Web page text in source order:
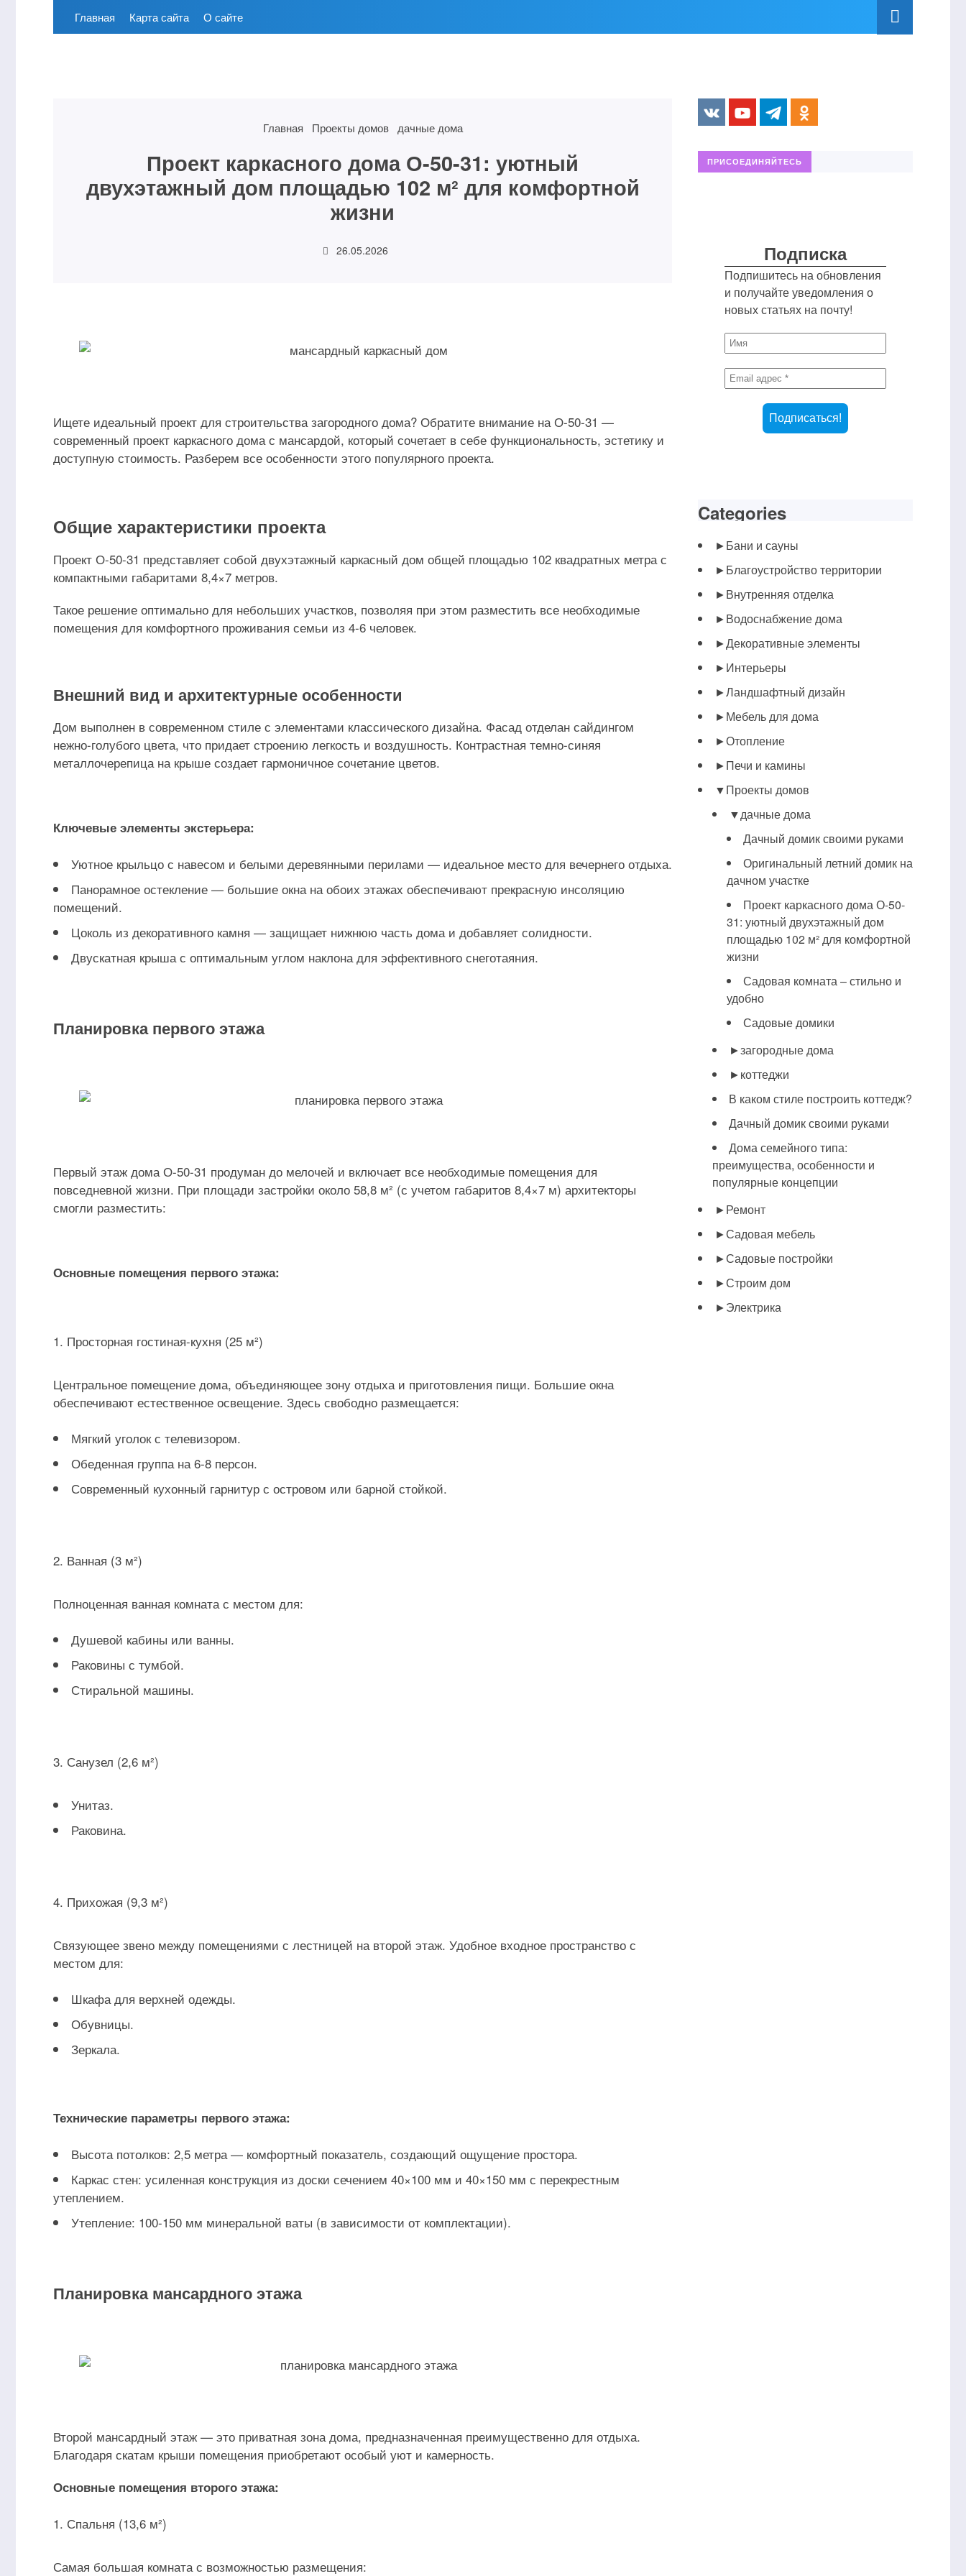
Главная Карта сайта О сайте
Главная Проекты домов дачные дома
Проект каркасного дома О-50-31: уютный
двухэтажный дом площадью 102 м² для комфортной
жизни
26.05.2026
Ищете идеальный проект для строительства загородного дома? Обратите внимание на О-50-31 —
современный проект каркасного дома с мансардой, который сочетает в себе функциональность, эстетику и
доступную стоимость. Разберем все особенности этого популярного проекта.
Общие характеристики проекта
Проект О-50-31 представляет собой двухэтажный каркасный дом общей площадью 102 квадратных метра с
компактными габаритами 8,4×7 метров.
Такое решение оптимально для небольших участков, позволяя при этом разместить все необходимые
помещения для комфортного проживания семьи из 4-6 человек.
Внешний вид и архитектурные особенности
Дом выполнен в современном стиле с элементами классического дизайна. Фасад отделан сайдингом
нежно-голубого цвета, что придает строению легкость и воздушность. Контрастная темно-синяя
металлочерепица на крыше создает гармоничное сочетание цветов.
Ключевые элементы экстерьера:
Уютное крыльцо с навесом и белыми деревянными перилами — идеальное место для вечернего отдыха.
Панорамное остекление — большие окна на обоих этажах обеспечивают прекрасную инсоляцию
помещений.
Цоколь из декоративного камня — защищает нижнюю часть дома и добавляет солидности.
Двускатная крыша с оптимальным углом наклона для эффективного снеготаяния.
Планировка первого этажа
Первый этаж дома О-50-31 продуман до мелочей и включает все необходимые помещения для
повседневной жизни. При площади застройки около 58,8 м² (с учетом габаритов 8,4×7 м) архитекторы
смогли разместить:
Основные помещения первого этажа:
Просторная гостиная-кухня (25 м²)
Центральное помещение дома, объединяющее зону отдыха и приготовления пищи. Большие окна
обеспечивают естественное освещение. Здесь свободно размещается:
Мягкий уголок с телевизором.
Обеденная группа на 6-8 персон.
Современный кухонный гарнитур с островом или барной стойкой.
Ванная (3 м²)
Полноценная ванная комната с местом для:
Душевой кабины или ванны.
Раковины с тумбой.
Стиральной машины.
Санузел (2,6 м²)
Унитаз.
Раковина.
Прихожая (9,3 м²)
Связующее звено между помещениями с лестницей на второй этаж. Удобное входное пространство с
местом для:
Шкафа для верхней одежды.
Обувницы.
Зеркала.
Технические параметры первого этажа:
Высота потолков: 2,5 метра — комфортный показатель, создающий ощущение простора.
Каркас стен: усиленная конструкция из доски сечением 40×100 мм и 40×150 мм с перекрестным
утеплением.
Утепление: 100-150 мм минеральной ваты (в зависимости от комплектации).
Планировка мансардного этажа
Второй мансардный этаж — это приватная зона дома, предназначенная преимущественно для отдыха.
Благодаря скатам крыши помещения приобретают особый уют и камерность.
Основные помещения второго этажа:
Спальня (13,6 м²)
Самая большая комната с возможностью размещения:
ПРИСОЕДИНЯЙТЕСЬ
Подписка
Подпишитесь на обновления
и получайте уведомления о
новых статьях на почту!
Categories
►Бани и сауны
►Благоустройство территории
►Внутренняя отделка
►Водоснабжение дома
►Декоративные элементы
►Интерьеры
►Ландшафтный дизайн
►Мебель для дома
►Отопление
►Печи и камины
▼Проекты домов
▼дачные дома
Дачный домик своими руками
Оригинальный летний домик на
дачном участке
Проект каркасного дома О-50-
31: уютный двухэтажный дом
площадью 102 м² для комфортной
жизни
Садовая комната – стильно и
удобно
Садовые домики
►загородные дома
►коттеджи
В каком стиле построить коттедж?
Дачный домик своими руками
Дома семейного типа:
преимущества, особенности и
популярные концепции
►Ремонт
►Садовая мебель
►Садовые постройки
►Строим дом
►Электрика